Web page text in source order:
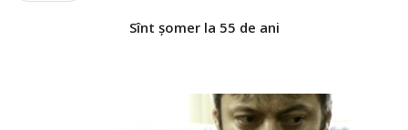
Sînt șomer la 55 de ani